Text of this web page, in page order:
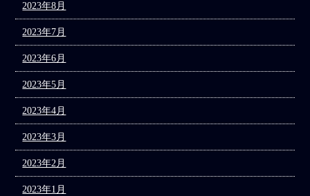
2023年8月
2023年7月
2023年6月
2023年5月
2023年4月
2023年3月
2023年2月
2023年1月